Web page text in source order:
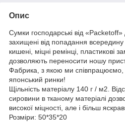
Опис
Сумки господарські від «Paсketoff»
захищені від попадання всередину
кишені, міцні ремінці, пластикові
дозволяють переносити ношу
Фабрика, з якою ми співпрацюємо,
японський ринки!
Щільність матеріалу 140 г / м2.
сировини в тканому матеріалі
високої міцності, але і більш
Розміри: 50*35*20